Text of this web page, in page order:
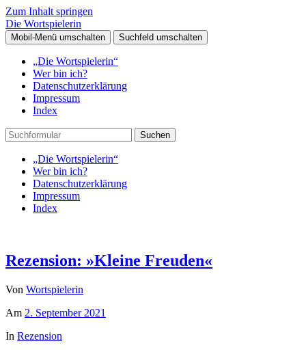
Zum Inhalt springen
Die Wortspielerin
Mobil-Menü umschalten Suchfeld umschalten
„Die Wortspielerin“
Wer bin ich?
Datenschutzerklärung
Impressum
Index
Suchen
„Die Wortspielerin“
Wer bin ich?
Datenschutzerklärung
Impressum
Index
Rezension: »Kleine Freuden«
Von Wortspielerin
Am 2. September 2021
In Rezension